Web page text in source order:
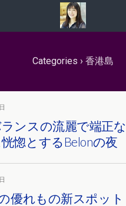
Categories › 香港島
ンスの流麗で端正な
惚とするBelonの夜
優れもの新スポット